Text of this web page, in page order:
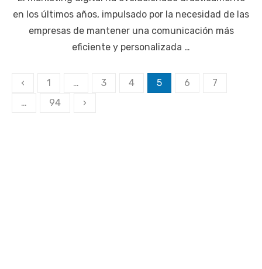
en los últimos años, impulsado por la necesidad de las
empresas de mantener una comunicación más
eficiente y personalizada …
Paginación
‹ 1 … 3 4 5 6
7
…
94 ›